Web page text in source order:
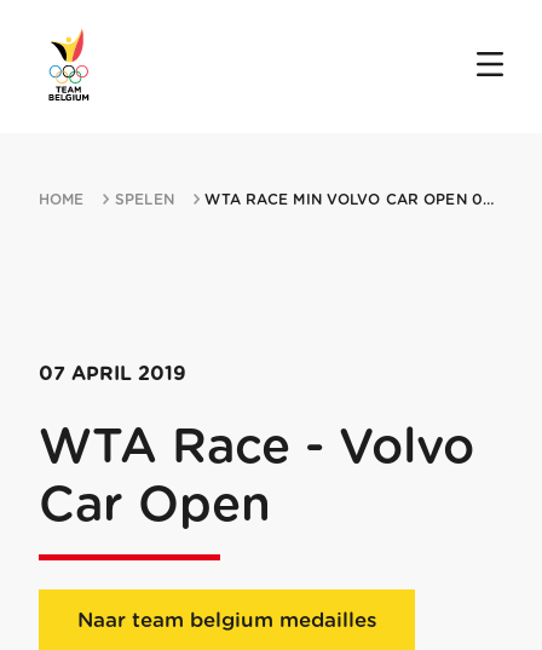
HOME SPELEN WTA RACE MIN VOLVO CAR OPEN 07042019 CHARLESTON SC
07 APRIL 2019
WTA Race - Volvo
Car Open
Naar team belgium medailles